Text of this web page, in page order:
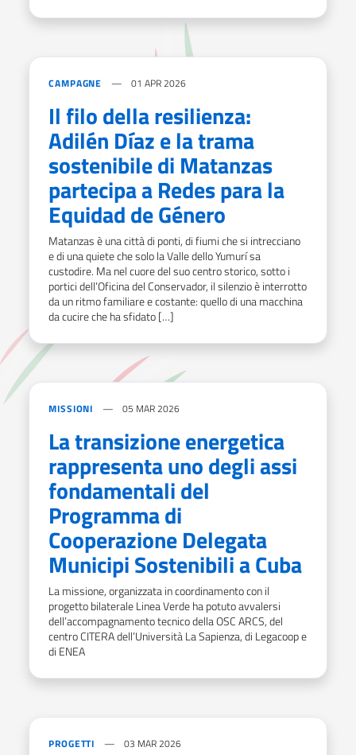
CAMPAGNE 01 APR 2026
Il filo della resilienza:
Adilén Díaz e la trama
sostenibile di Matanzas
partecipa a Redes para la
Equidad de Género
Matanzas è una città di ponti, di fiumi che si intrecciano
e di una quiete che solo la Valle dello Yumurí sa
custodire. Ma nel cuore del suo centro storico, sotto i
portici dell’Oficina del Conservador, il silenzio è interrotto
da un ritmo familiare e costante: quello di una macchina
da cucire che ha sfidato […]
MISSIONI 05 MAR 2026
La transizione energetica
rappresenta uno degli assi
fondamentali del
Programma di
Cooperazione Delegata
Municipi Sostenibili a Cuba
La missione, organizzata in coordinamento con il
progetto bilaterale Linea Verde ha potuto avvalersi
dell’accompagnamento tecnico della OSC ARCS, del
centro CITERA dell’Università La Sapienza, di Legacoop e
di ENEA
PROGETTI 03 MAR 2026